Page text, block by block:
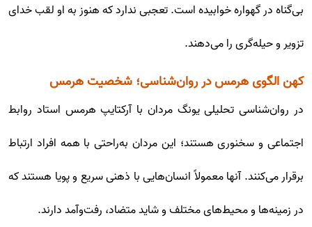
بی‌گناه در گهواره خوابیده است. تعجبی ندارد که هنوز به او لقب خدای
تزویر و حیله‌گری را می‌دهند.
کهن الگوی هرمس در روان‌شناسی؛ شخصیت هرمس
در روان‌شناسی تحلیلی یونگ مردان با آرکتایپ هرمس استاد روابط
اجتماعی و سخنوری هستند؛ این مردان به‌راحتی با همه افراد ارتباط
برقرار می‌کنند. آنها معمولاً انسان‌هایی با ذهنی سریع و پویا هستند که
در زمینه‌ها و محیط‌های مختلف و شاید متضاد، رفت‌وآمد دارند.